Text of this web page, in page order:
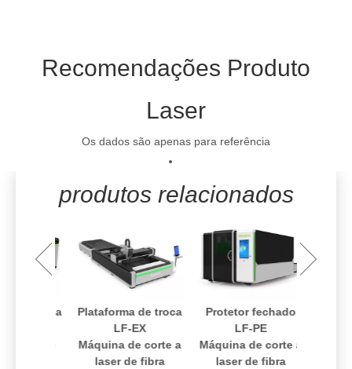
Muito baixo custo de uso, custo-benefício
Design fechado, seguro e poluição livre
Velocidade de corte rápida e alta eficiência de produção
Função da máquina de marcação a laser de fibra
Recomendações Produto
Laser
Os dados são apenas para referência
produtos relacionados
Plataforma de troca
LF-EX
Máquina de corte a
laser de fibra
Protetor fechado
LF-PE
Máquina de corte a
laser de fibra